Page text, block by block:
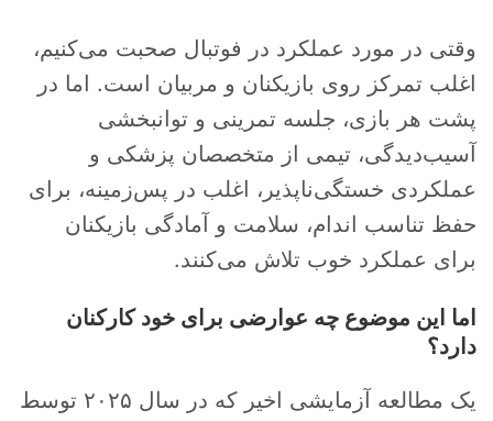
وقتی در مورد عملکرد در فوتبال صحبت می‌کنیم،
اغلب تمرکز روی بازیکنان و مربیان است. اما در
پشت هر بازی، جلسه تمرینی و توانبخشی
آسیب‌دیدگی، تیمی از متخصصان پزشکی و
عملکردی خستگی‌ناپذیر، اغلب در پس‌زمینه، برای
حفظ تناسب اندام، سلامت و آمادگی بازیکنان
برای عملکرد خوب تلاش می‌کنند.
اما این موضوع چه عوارضی برای خود کارکنان
دارد؟
یک مطالعه آزمایشی اخیر که در سال ۲۰۲۵ توسط